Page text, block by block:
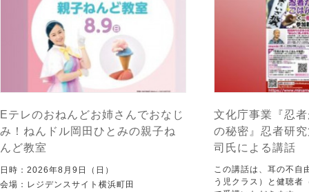
Eテレのおねんどお姉さんでおなじ
み！ねんドル岡田ひとみの親子ね
んど教室
日時：2026年8月9日（日）
会場：レジデンスサイト横浜町田
文化庁事業『忍
の秘密』忍者研
司氏による講話
この講話は、耳の不自
う児クラス）と健聴者